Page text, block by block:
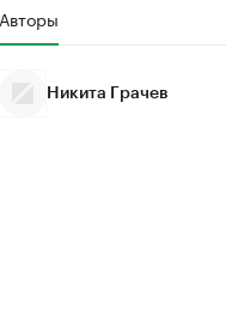
Авторы
Никита Грачев